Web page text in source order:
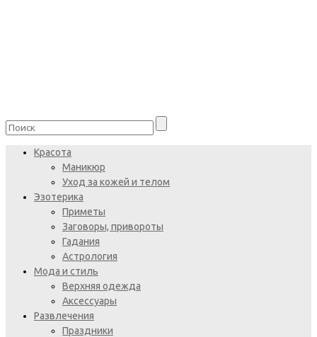
Красота
Маникюр
Уход за кожей и телом
Эзотерика
Приметы
Заговоры, привороты
Гадания
Астрология
Мода и стиль
Верхняя одежда
Аксессуары
Развлечения
Праздники